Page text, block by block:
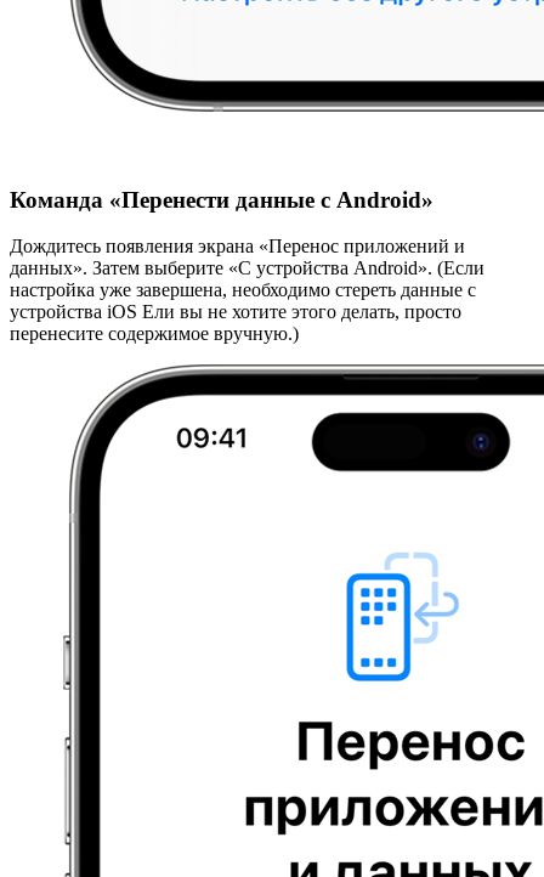
Команда «Перенести данные с Android»
Дождитесь появления экрана «Перенос приложений и
данных». Затем выберите «С устройства Android». (Если
настройка уже завершена, необходимо стереть данные с
устройства iOS Ели вы не хотите этого делать, просто
перенесите содержимое вручную.)